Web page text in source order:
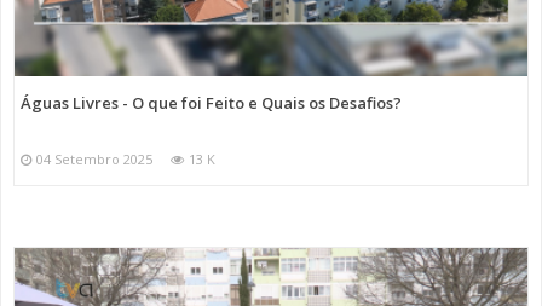
Águas Livres - O que foi Feito e Quais os Desafios?
04 Setembro 2025 13 K